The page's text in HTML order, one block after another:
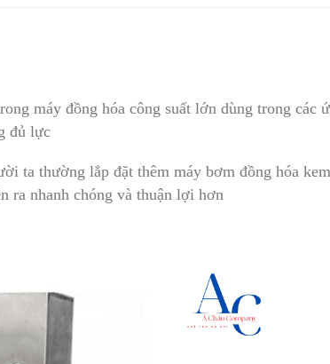
máy đồng hóa công suất lớn dùng trong các
đủ lực
ta thường lắp đặt thêm máy bơm đồng hóa
ra nhanh chóng và thuận lợi hơn